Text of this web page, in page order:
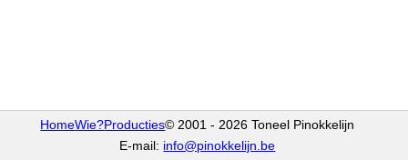
HomeWie?Producties© 2001 - 2026 Toneel Pinokkelijn
E-mail: info@pinokkelijn.be